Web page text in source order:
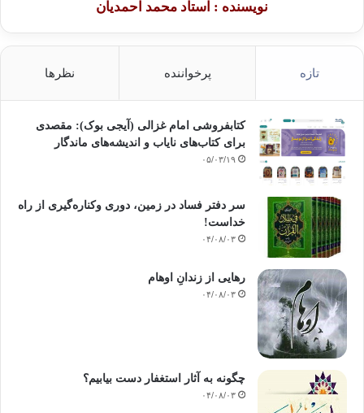
نویسنده : استاد محمد احمدیان
تازه پرخواننده نظرها
کتابفروشی امام غزالی (آیجی بوک): مقصدی
برای کتاب‌های نایاب و اندیشه‌های ماندگار
۰۵/۰۳/۱۹
سر دفتر فساد در زمین‌، دوری وکناره‌گیری از راه
خداست‌!
۰۴/۰۸/۰۳
رهایی از زندانِ اوهام
۰۴/۰۸/۰۳
چگونه به آثار استغفار دست بیابیم؟
۰۴/۰۸/۰۳